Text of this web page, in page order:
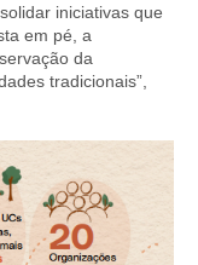
iniciativas que
em pé, a
da
tradicionais”,